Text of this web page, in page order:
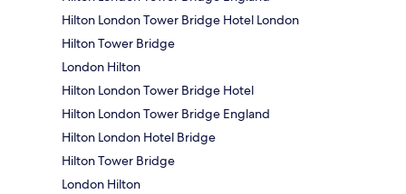
Hilton London Tower Bridge Hotel London
Hilton Tower Bridge
London Hilton
Hilton London Tower Bridge Hotel
Hilton London Tower Bridge England
Hilton London Hotel Bridge
Hilton Tower Bridge
London Hilton